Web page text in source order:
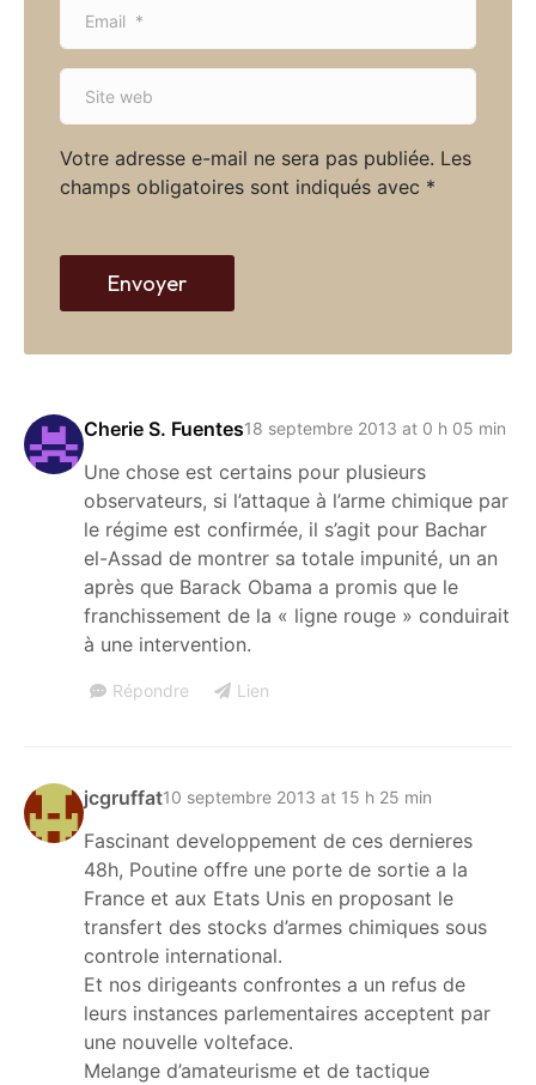
Cherie S. Fuentes18 septembre 2013 at 0 h 05 min
Une chose est certains pour plusieurs
observateurs, si l’attaque à l’arme chimique par
le régime est confirmée, il s’agit pour Bachar
el-Assad de montrer sa totale impunité, un an
après que Barack Obama a promis que le
franchissement de la « ligne rouge » conduirait
à une intervention.
Répondre Lien
jcgruffat10 septembre 2013 at 15 h 25 min
Fascinant developpement de ces dernieres
48h, Poutine offre une porte de sortie a la
France et aux Etats Unis en proposant le
transfert des stocks d’armes chimiques sous
controle international.
Et nos dirigeants confrontes a un refus de
leurs instances parlementaires acceptent par
une nouvelle volteface.
Melange d’amateurisme et de tactique
Votre adresse e-mail ne sera pas publiée. Les
champs obligatoires sont indiqués avec *
*
E
a
l
*
S
e
w
b
Envoyer